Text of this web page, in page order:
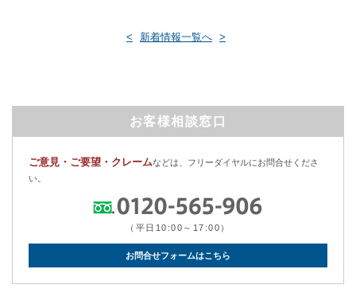
< 新着情報一覧へ >
お客様相談窓口
ご意見・ご要望・クレームなどは、フリーダイヤルにお問合せくださ
い。
（平日10:00～17:00）
お問合せフォームはこちら